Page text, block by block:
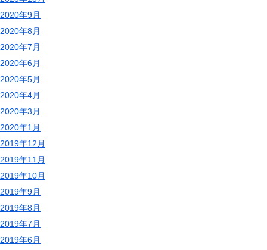
2020年9月
2020年8月
2020年7月
2020年6月
2020年5月
2020年4月
2020年3月
2020年1月
2019年12月
2019年11月
2019年10月
2019年9月
2019年8月
2019年7月
2019年6月